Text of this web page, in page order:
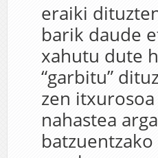
eraiki
barik daude
xahutu dute
“garbitu”
zen
nahastea